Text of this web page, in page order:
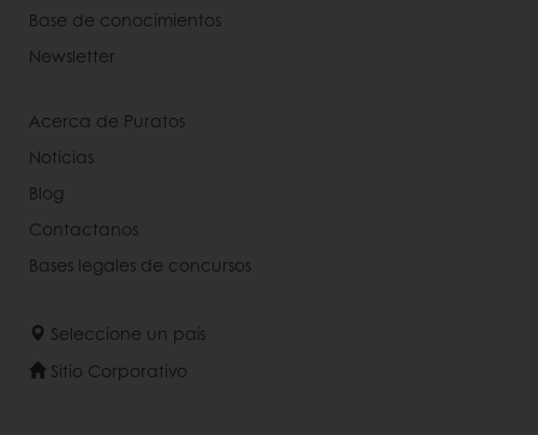
Base de conocimientos
Newsletter
Acerca de Puratos
Noticias
Blog
Contactanos
Bases legales de concursos
Seleccione un país
Sitio Corporativo